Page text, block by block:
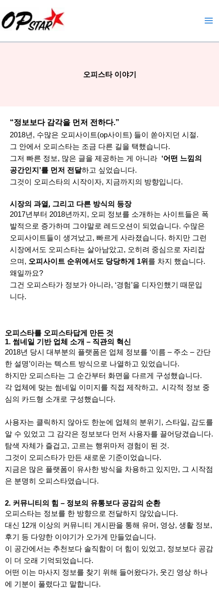
텐
츠
로
오피스타 이야기
“정보보다 감각을 먼저 전하다.”
2018년, 수많은 오피사이트(op사이트) 들이 쏟아지던 시절.
그 안에서 오피스타는 조금 다른 길을 택했습니다.
그저 빠른 정보, 많은 글을 제공하는 게 아니라 ‘어떤 느낌의
공간인지’를 먼저 전달하고 싶었습니다.
그것이 오피스타의 시작이자, 지금까지의 방향입니다.
시장의 과열, 그리고 다른 방식의 등장
2017년부터 2018년까지, 오피 정보를 소개하는 사이트들은 폭
발적으로 증가하며 그야말로 레드오션이 되었습니다. 수많은
오피사이트들이 생겨났고, 빠르게 사라졌습니다. 하지만 그런
시장에서도 오피스타는 살아남았고, 오히려 중심으로 자리잡
으며, 오피사이트 순위에서도 당당하게 1위를 차지 했습니다.
왜일까요?
그건 오피스타가 정보가 아니라, ‘경험’을 디자인했기 때문입
니다.
오피스타를 오피스타답게 만든 것
1. 썸네일 기반 업체 소개 – 직관의 혁신
2018년 당시 대부분의 플랫폼은 업체 정보를 ‘이름 – 주소 – 간단
한 설명’이라는 텍스트 방식으로 나열하고 있었습니다.
하지만 오피스타는 그 순간부터 화면을 다르게 구성했습니다.
각 업체에 맞는 썸네일 이미지를 직접 제작하고, 시각적 정보 중
심의 카드형 소개로 구성했습니다.
사용자는 클릭하지 않아도 한눈에 업체의 분위기, 스타일, 감도를
알 수 있었고 그 감각은 정보보다 먼저 사용자를 끌어당겼습니다.
탐색 자체가 즐겁고, 고르는 행위마저 경험이 된 것.
그것이 오피스타가 만든 새로운 기준이었습니다.
지금은 많은 플랫폼이 유사한 방식을 차용하고 있지만, 그 시작점
은 분명히 오피스타였습니다.
2. 커뮤니티의 힘 – 정보의 유통보다 공감의 순환
오피스타는 정보를 한 방향으로 전달하지 않았습니다.
대신 12개 이상의 커뮤니티 게시판을 통해 유머, 영상, 생활 정보,
후기 등 다양한 이야기가 오가게 만들었습니다.
이 공간에서는 추천보다 솔직함이 더 힘이 있었고, 정보보다 공감
이 더 오래 기억되었습니다.
어떤 이는 마사지 정보를 찾기 위해 들어왔다가, 웃긴 영상 하나
에 기분이 풀렸다고 말합니다.